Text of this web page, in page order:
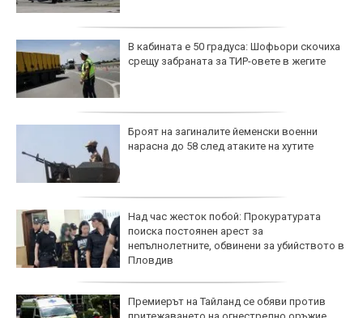
В кабината е 50 градуса: Шофьори скочиха
срещу забраната за ТИР-овете в жегите
Броят на загиналите йеменски военни
нарасна до 58 след атаките на хутите
Над час жесток побой: Прокуратурата
поиска постоянен арест за
непълнолетните, обвинени за убийството в
Пловдив
Премиерът на Тайланд се обяви против